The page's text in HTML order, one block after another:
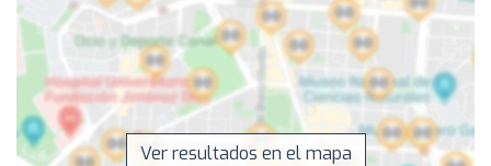
Ver resultados en el mapa